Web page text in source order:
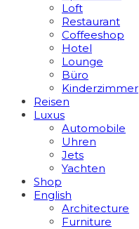
Loft
Restaurant
Coffeeshop
Hotel
Lounge
Büro
Kinderzimmer
Reisen
Luxus
Automobile
Uhren
Jets
Yachten
Shop
English
Architecture
Furniture